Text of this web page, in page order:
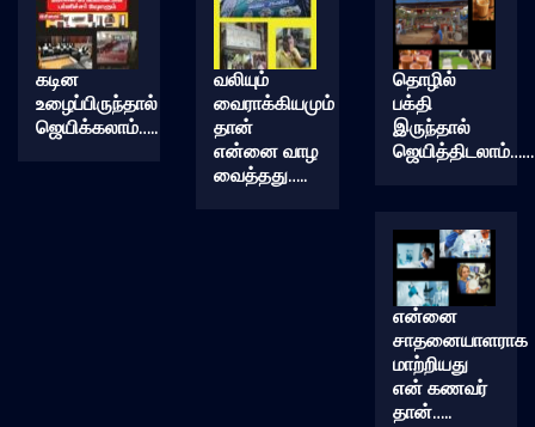
கடின
உழைப்பிருந்தால்
ஜெயிக்கலாம்…..
வலியும்
வைராக்கியமும்
தான்
என்னை வாழ
வைத்தது…..
தொழில்
பக்தி
இருந்தால்
என்னை
சாதனையாளராக
மாற்றியது
என் கணவர்
தான்…..